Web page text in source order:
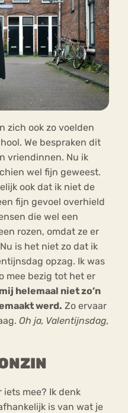
zich ook zo voelden
We bespraken dit
vriendinnen. Nu ik
wel fijn geweest.
ook dat ik niet de
fijn gevoel overhield
die wel een
rozen, omdat ze er
is het niet zo dat ik
opzag. Ik was
mee bezig tot het er
helemaal niet zo’n
werd. Zo ervaar
Oh ja, Valentijnsdag,
mee? Ik denk
is van wat je